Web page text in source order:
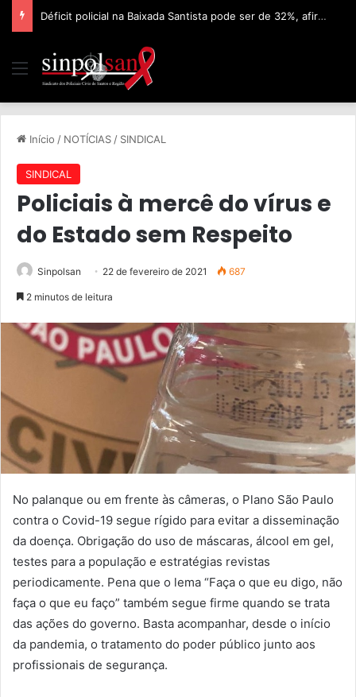
Déficit policial na Baixada Santista pode ser de 32%, afirma Sinpolsan
Início / NOTÍCIAS / SINDICAL
SINDICAL
Policiais à mercê do vírus e
do Estado sem Respeito
Sinpolsan 22 de fevereiro de 2021 687
2 minutos de leitura
No palanque ou em frente às câmeras, o Plano São Paulo
contra o Covid-19 segue rígido para evitar a disseminação
da doença. Obrigação do uso de máscaras, álcool em gel,
testes para a população e estratégias revistas
periodicamente. Pena que o lema “Faça o que eu digo, não
faça o que eu faço” também segue firme quando se trata
das ações do governo. Basta acompanhar, desde o início
da pandemia, o tratamento do poder público junto aos
profissionais de segurança.